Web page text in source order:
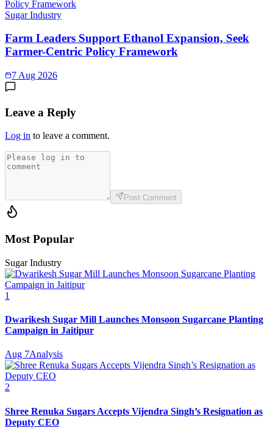
Sugar Industry
Farm Leaders Support Ethanol Expansion, Seek
Farmer-Centric Policy Framework
7 Aug 2026
Leave a Reply
Log in to leave a comment.
Post Comment
Most Popular
Sugar Industry
1
Dwarikesh Sugar Mill Launches Monsoon Sugarcane Planting
Campaign in Jaitipur
Aug 7Analysis
2
Shree Renuka Sugars Accepts Vijendra Singh’s Resignation as
Deputy CEO